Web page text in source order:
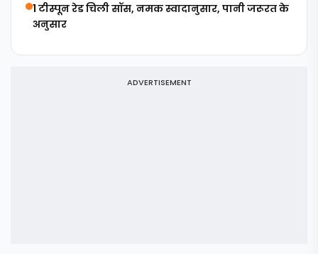
1 टीस्पून रेड चिली सॉस, नमक स्वादानुसार, पानी जरूरत के
अनुसार
ADVERTISEMENT